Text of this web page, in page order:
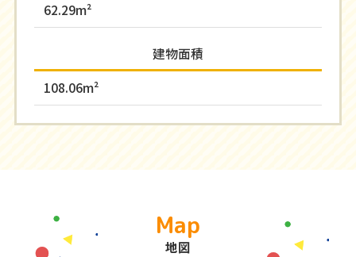
62.29m²
建物面積
108.06m²
Map
地図